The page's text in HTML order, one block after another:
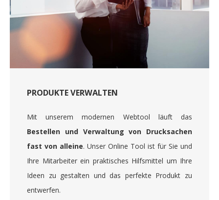
PRODUKTE VERWALTEN
Mit unserem modernen Webtool läuft das
Bestellen und Verwaltung von Drucksachen
fast von alleine. Unser Online Tool ist für Sie und
Ihre Mitarbeiter ein praktisches Hilfsmittel um Ihre
Ideen zu gestalten und das perfekte Produkt zu
entwerfen.